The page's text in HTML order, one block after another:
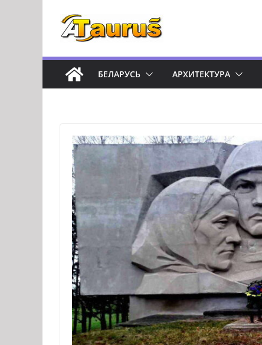
содержимому
БЕЛАРУСЬ АРХИТЕКТУРА